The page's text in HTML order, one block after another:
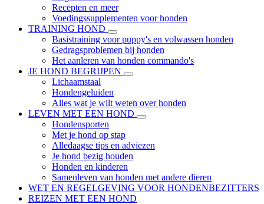
Recepten en meer
Voedingssupplementen voor honden
TRAINING HOND
Basistraining voor puppy's en volwassen honden
Gedragsproblemen bij honden
Het aanleren van honden commando's
JE HOND BEGRIJPEN
Lichaamstaal
Hondengeluiden
Alles wat je wilt weten over honden
LEVEN MET EEN HOND
Hondensporten
Met je hond op stap
Alledaagse tips en adviezen
Je hond bezig houden
Honden en kinderen
Samenleven van honden met andere dieren
WET EN REGELGEVING VOOR HONDENBEZITTERS
REIZEN MET EEN HOND